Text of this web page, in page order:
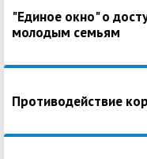
"Единое окно" о
молодым семьям
Противодействие